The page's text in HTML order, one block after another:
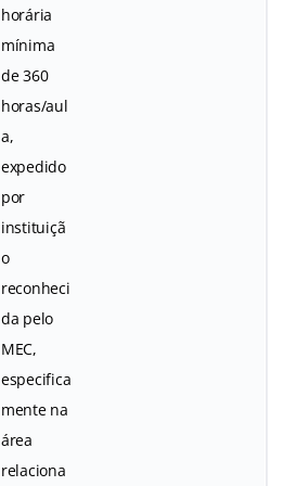
horária
mínima
de 360
horas/aul
a,
expedido
por
instituiçã
o
reconheci
da pelo
MEC,
especifica
mente na
área
relaciona